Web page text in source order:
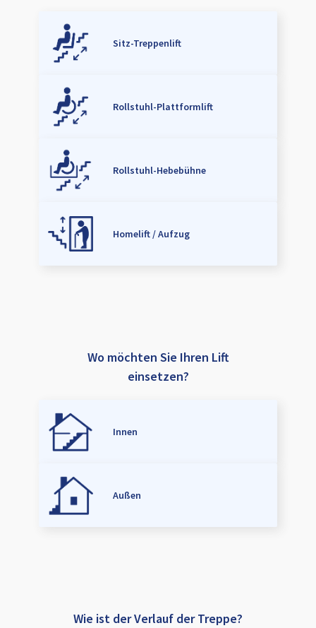
Sitz-Treppenlift
Rollstuhl-Plattformlift
Rollstuhl-Hebebühne
Homelift / Aufzug
Wo möchten Sie Ihren Lift
einsetzen?
Innen
Außen
Wie ist der Verlauf der Treppe?